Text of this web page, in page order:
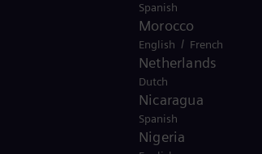
Sweden
Spanish
Morocco
English / French
Netherlands
Dutch
Nicaragua
Spanish
Nigeria